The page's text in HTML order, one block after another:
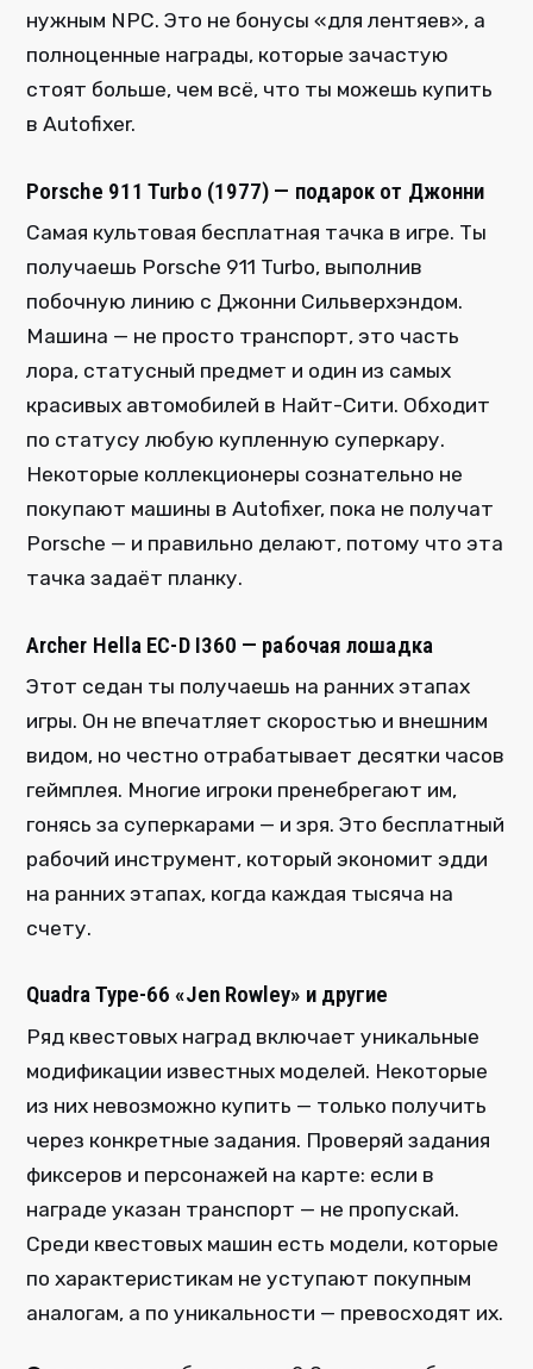
нужным NPC. Это не бонусы «для лентяев», а
полноценные награды, которые зачастую
стоят больше, чем всё, что ты можешь купить
в Autofixer.
Porsche 911 Turbo (1977) — подарок от Джонни
Самая культовая бесплатная тачка в игре. Ты
получаешь Porsche 911 Turbo, выполнив
побочную линию с Джонни Сильверхэндом.
Машина — не просто транспорт, это часть
лора, статусный предмет и один из самых
красивых автомобилей в Найт-Сити. Обходит
по статусу любую купленную суперкару.
Некоторые коллекционеры сознательно не
покупают машины в Autofixer, пока не получат
Porsche — и правильно делают, потому что эта
тачка задаёт планку.
Archer Hella EC-D I360 — рабочая лошадка
Этот седан ты получаешь на ранних этапах
игры. Он не впечатляет скоростью и внешним
видом, но честно отрабатывает десятки часов
геймплея. Многие игроки пренебрегают им,
гонясь за суперкарами — и зря. Это бесплатный
рабочий инструмент, который экономит эдди
на ранних этапах, когда каждая тысяча на
счету.
Quadra Type-66 «Jen Rowley» и другие
Ряд квестовых наград включает уникальные
модификации известных моделей. Некоторые
из них невозможно купить — только получить
через конкретные задания. Проверяй задания
фиксеров и персонажей на карте: если в
награде указан транспорт — не пропускай.
Среди квестовых машин есть модели, которые
по характеристикам не уступают покупным
аналогам, а по уникальности — превосходят их.